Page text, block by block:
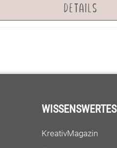
DETAILS
WISSENSWERTES
KreativMagazin